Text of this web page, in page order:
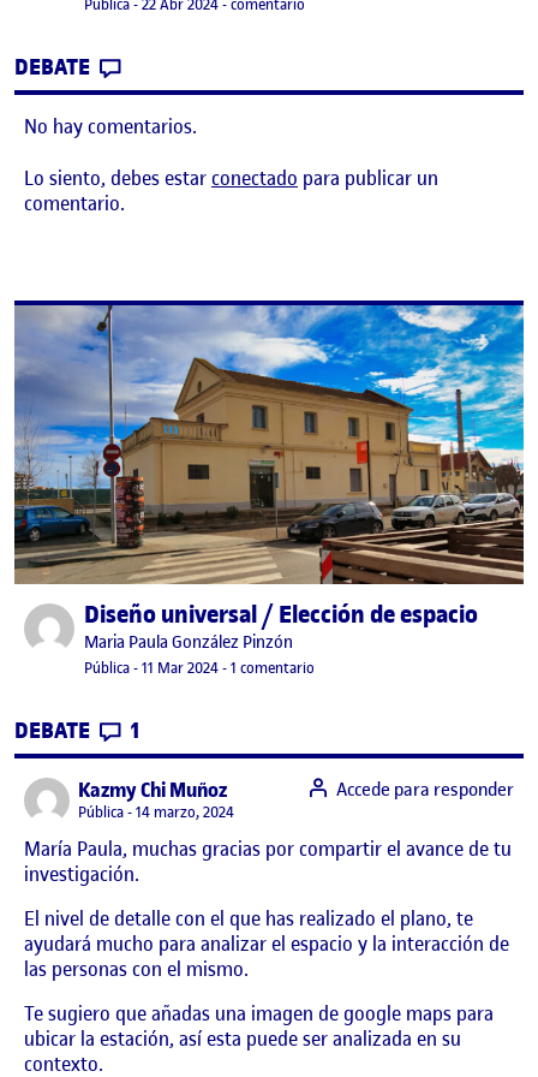
Pública-22 Abr 2024-comentario
DEBATE
No hay comentarios.
Lo siento, debes estarconectado para publicar un
comentario.
Publicado porDiseño universal / Elección de espacio
Publicado por
Maria Paula González Pinzón
Visibilidad:
Pública-Fecha de publicación
11 Mar 202411 marzo, 2024 2:25 am
-1 comentario
DEBATE CONTRIBUTIONS
1
Kazmy Chi Muñozsays:
Visibilidad:
Pública 14 marzo, 2024
María Paula, muchas gracias por compartir el avance de tu
investigación.
El nivel de detalle con el que has realizado el plano, te
ayudará mucho para analizar el espacio y la interacción de
las personas con el mismo.
Te sugiero que añadas una imagen de google maps para
ubicar la estación, así esta puede ser analizada en su
contexto.
Accede para responder